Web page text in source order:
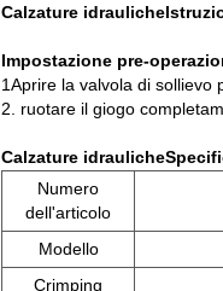
Calzature idrauliche
Impostazione pre-
1Aprire la valvola di sollievo
2. ruotare il giogo
Calzature idrauliche
Numero
dell'articolo
Modello
Crimping